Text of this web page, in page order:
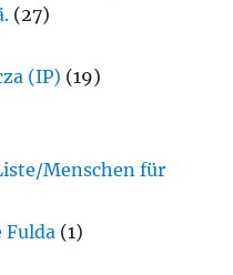
(27)
(IP) (19)
Menschen für
Fulda (1)